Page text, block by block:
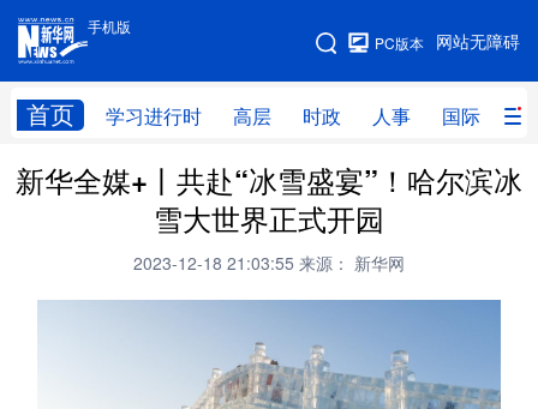
手机版
网站无障碍
PC版本
首页 学习进行时 高层 时政 人事 国际 财
手机版
网站地图
学习进行时 高层 时政 人事
财经 网评
书画 健康 军事
新华全媒+丨共赴“冰雪盛宴”！哈尔滨冰
雪大世界正式开园
2023-12-18 21:03:55 来源： 新华网